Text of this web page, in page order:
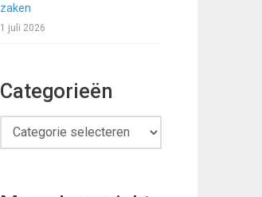
zaken
1 juli 2026
Categorieën
Categorieën